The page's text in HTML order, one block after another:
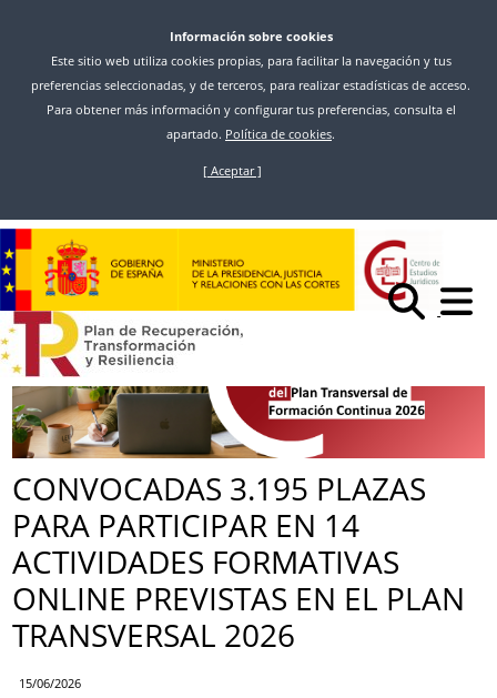
contingut
Información sobre cookies
Este sitio web utiliza cookies propias, para facilitar la navegación y tus
preferencias seleccionadas, y de terceros, para realizar estadísticas de acceso.
Para obtener más información y configurar tus preferencias, consulta el
apartado. Política de cookies.
[ Aceptar ]
CONVOCADAS 3.195 PLAZAS PARA PARTICIPAR EN 14 ACTIVIDADES
FORMATIVAS ONLINE PREVISTAS EN EL PLAN TRANSVERSAL 2026
CONVOCADAS 3.195 PLAZAS
PARA PARTICIPAR EN 14
ACTIVIDADES FORMATIVAS
ONLINE PREVISTAS EN EL PLAN
TRANSVERSAL 2026
15/06/2026